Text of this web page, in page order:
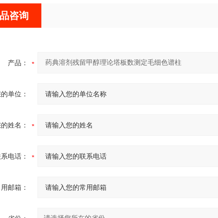
咨询
产品：
单位：
姓名：
电话：
邮箱：